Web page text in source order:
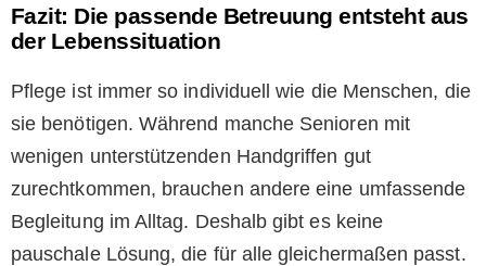
Fazit: Die passende Betreuung entsteht aus
der Lebenssituation
Pflege ist immer so individuell wie die Menschen, die
sie benötigen. Während manche Senioren mit
wenigen unterstützenden Handgriffen gut
zurechtkommen, brauchen andere eine umfassende
Begleitung im Alltag. Deshalb gibt es keine
pauschale Lösung, die für alle gleichermaßen passt.